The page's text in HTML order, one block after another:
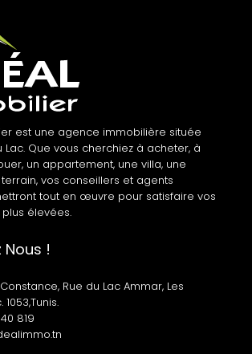
est une agence immobilière située
Lac. Que vous cherchiez à acheter, à
un appartement, une villa, une
vos conseillers et agents
tout en œuvre pour satisfaire vos
élevées.
!
Rue du Lac Ammar, Les
819